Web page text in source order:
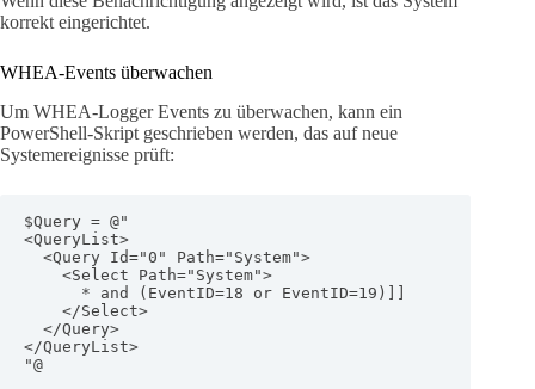
korrekt eingerichtet.
WHEA-Events überwachen
Um WHEA-Logger Events zu überwachen, kann ein
PowerShell-Skript geschrieben werden, das auf neue
Systemereignisse prüft:
$Query = @"
<QueryList>
</QueryList>
"@